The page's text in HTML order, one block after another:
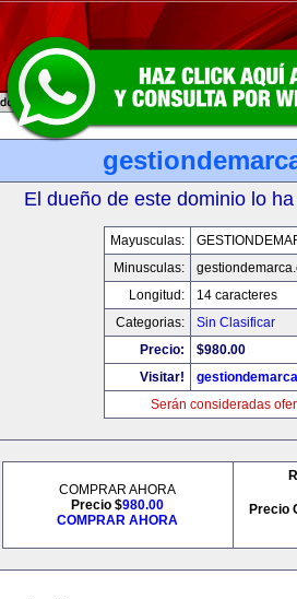
El dueño de este dominio lo
Mayusculas:
Minusculas:
Longitud:
14 caracteres
Categorias:
Sin Clasificar
Precio:
$980.00
Visitar!
Serán consideradas
COMPRAR AHORA
Precio $980.00
COMPRAR AHORA
Precio